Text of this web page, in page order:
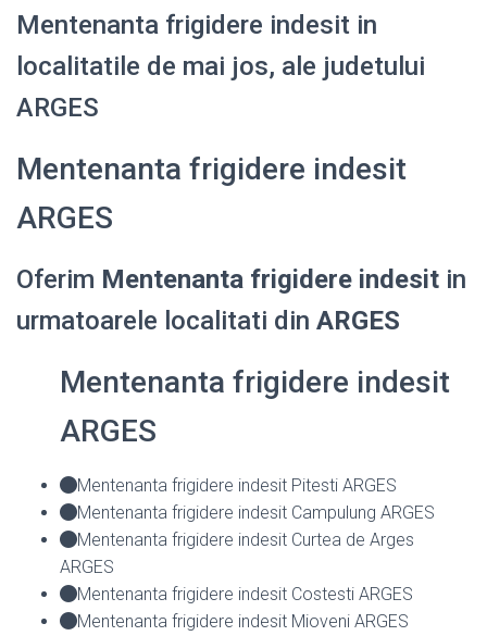
Mentenanta frigidere indesit in
localitatile de mai jos, ale judetului
ARGES
Mentenanta frigidere indesit
ARGES
Oferim Mentenanta frigidere indesit in
urmatoarele localitati din ARGES
Mentenanta frigidere indesit
ARGES
Mentenanta frigidere indesit Pitesti ARGES
Mentenanta frigidere indesit Campulung ARGES
Mentenanta frigidere indesit Curtea de Arges
ARGES
Mentenanta frigidere indesit Costesti ARGES
Mentenanta frigidere indesit Mioveni ARGES